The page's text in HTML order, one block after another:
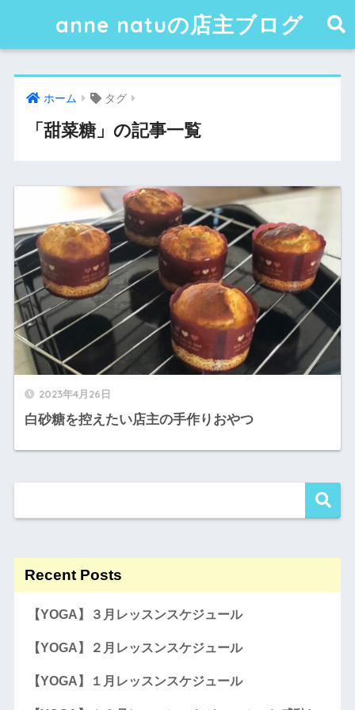
anne natuの店主ブログ
ホーム タグ
「甜菜糖」の記事一覧
2023年4月26日
白砂糖を控えたい店主の手作りおやつ
Recent Posts
【YOGA】３月レッスンスケジュール
【YOGA】２月レッスンスケジュール
【YOGA】１月レッスンスケジュール